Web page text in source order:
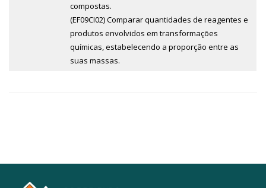
compostas.
(EF09CI02) Comparar quantidades de reagentes e
produtos envolvidos em transformações
químicas, estabelecendo a proporção entre as
suas massas.